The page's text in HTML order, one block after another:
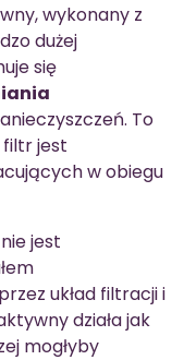
wykonany z
dużej
się
To
filtr jest
w obiegu
jest
układ filtracji i
działa jak
mogłyby